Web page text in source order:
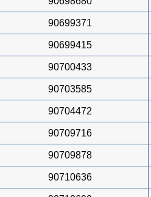
90699371
90699415
90700433
90703585
90704472
90709716
90709878
90710636